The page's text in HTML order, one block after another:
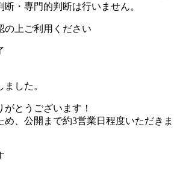
・専門的判断は行いません。
の上ご利用ください
した。
とうございます！
め、公開まで約3営業日程度いただきま